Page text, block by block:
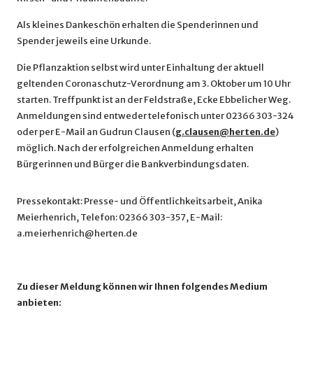
Als kleines Dankeschön erhalten die Spenderinnen und
Spender jeweils eine Urkunde.
Die Pflanzaktion selbst wird unter Einhaltung der aktuell
geltenden Coronaschutz-Verordnung am 3. Oktober um 10 Uhr
starten. Treffpunkt ist an der Feldstraße, Ecke Ebbelicher Weg.
Anmeldungen sind entweder telefonisch unter 02366 303-324
oder per E-Mail an Gudrun Clausen (g.clausen@herten.de)
möglich. Nach der erfolgreichen Anmeldung erhalten
Bürgerinnen und Bürger die Bankverbindungsdaten.
Pressekontakt: Presse- und Öffentlichkeitsarbeit, Anika
Meierhenrich, Telefon: 02366 303-357, E-Mail:
a.meierhenrich@herten.de
Zu dieser Meldung können wir Ihnen folgendes Medium
anbieten: